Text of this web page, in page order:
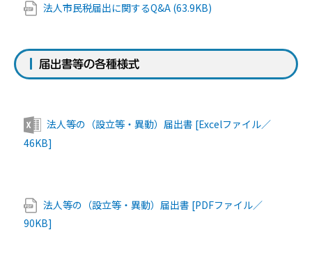
法人市民税届出に関するQ&A (63.9KB)
届出書等の各種様式
法人等の（設立等・異動）届出書 [Excelファイル／
46KB]
法人等の（設立等・異動）届出書 [PDFファイル／
90KB]